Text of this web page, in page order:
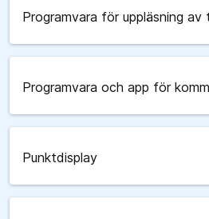
Programvara för uppläsning av
Programvara och app för
Punktdisplay